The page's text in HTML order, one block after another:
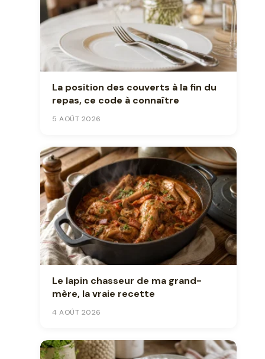
La position des couverts à la fin du
repas, ce code à connaître
5 AOÛT 2026
Le lapin chasseur de ma grand-
mère, la vraie recette
4 AOÛT 2026